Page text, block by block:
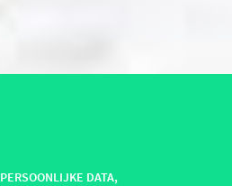
PERSOONLIJKE DATA,